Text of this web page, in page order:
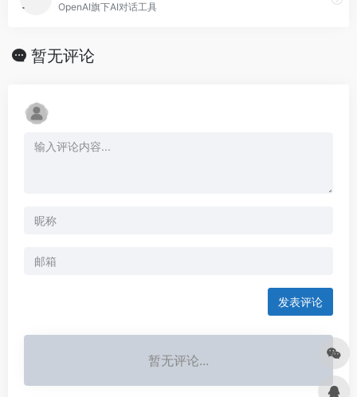
OpenAI旗下AI对话工具
暂无评论
发表评论
暂无评论...